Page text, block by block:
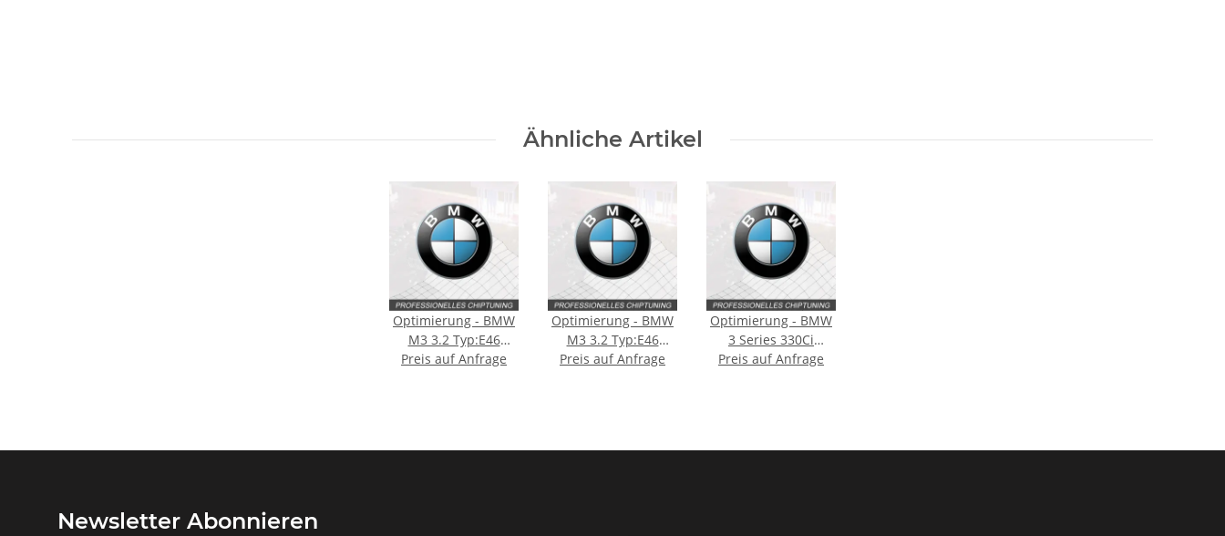
Ähnliche Artikel
Optimierung - BMW
M3 3.2 Typ:E46
343PS
Preis auf Anfrage
Optimierung - BMW
M3 3.2 Typ:E46
337PS
Preis auf Anfrage
Optimierung - BMW
3 Series 330Ci
Typ:E46 231PS
Preis auf Anfrage
Newsletter Abonnieren